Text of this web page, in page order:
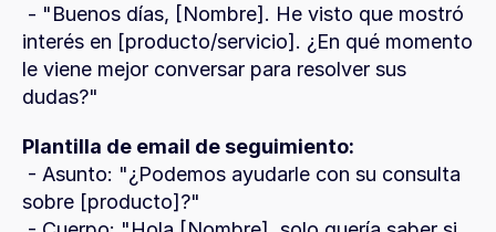
interés en [producto/servicio]. ¿En qué momento
le viene mejor conversar para resolver sus
dudas?"
Plantilla de email de seguimiento:
sobre [producto]?"